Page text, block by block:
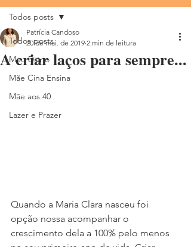
Todos posts
Meu Diário
Mãe Cina Ensina
Mãe aos 40
Lazer e Prazer
Todos posts
A criar laços para sempre...
Patrícia Candoso
20 de mai. de 2019 2 min de leitura
Quando a Maria Clara nasceu foi
opção nossa acompanhar o
crescimento dela a 100% pelo menos